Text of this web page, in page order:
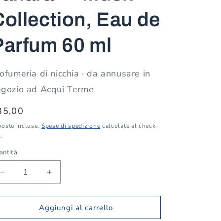
Eau de
60 ml
di nicchia · da annusare in
ad Acqui Terme
incluse. Spese di spedizione calcolate al check-
Diminuisci
quantità
per
Orchid
Aumenta
quantità
per
Gulf
Orchid
Aggiungi al carrello